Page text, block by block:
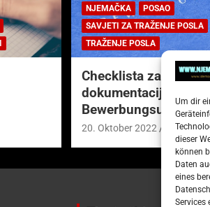
Um dir
dieser
können
Daten
eines
Services
NJEMAČKA
POSAO
SAVJETI ZA TRAŽENJE POSLA
TRAŽENJE POSLA
Checklista za
dokumentaciju (njem.
20. Oktober 2022 Redakcija